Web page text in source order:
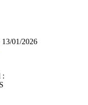
01/2026
: